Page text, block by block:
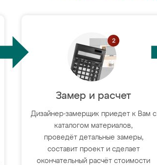
Замер и расчет
Дизайнер-замерщик приедет к Вам с
каталогом материалов,
проведёт детальные замеры,
составит проект и сделает
окончательный расчёт стоимости